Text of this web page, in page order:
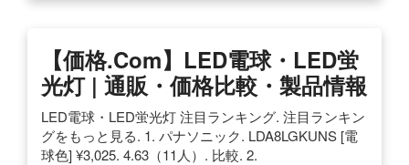
【価格.com】LED電球・LED蛍
光灯 | 通販・価格比較・製品情報
LED電球・LED蛍光灯 注目ランキング. 注目ランキン
グをもっと見る. 1. パナソニック. LDA8LGKUNS [電
球色] ¥3,025. 4.63（11人）. 比較. 2.